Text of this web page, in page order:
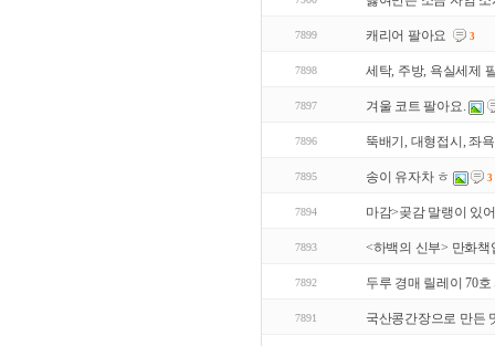
7899 캐리어 팔아요 3
7898 세탁, 주방, 욕실세제
7897 겨울 코트 팔아요.
7896 뚝배기, 대형접시, 좌
7895 송이 유자차 ㅎ 3
7894 마감>곶감 말랭이 있
7893 <하백의 신부> 만화책
7892 두루 경매 릴레이 70
7891 국산콩간장으로 만든